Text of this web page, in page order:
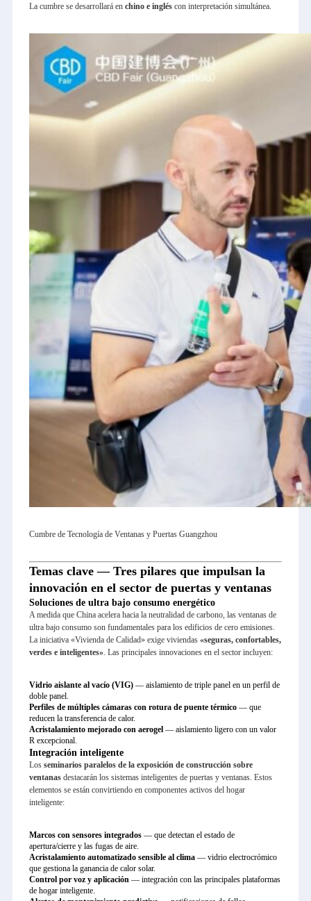
La cumbre se desarrollará en chino e ingléscon interpretación simultánea.
Cumbre de Tecnología de Ventanas y Puertas Guangzhou
Temas clave — Tres pilares que impulsan la
innovación en el sector de puertas y ventanas
Soluciones de ultra bajo consumo energético
A medida que China acelera hacia la neutralidad de carbono, las ventanas de
ultra bajo consumo son fundamentales para los edificios de cero emisiones.
La iniciativa «Vivienda de Calidad» exige viviendas «seguras, confortables,
verdes e inteligentes». Las principales innovaciones en el sector incluyen:
Vidrio aislante al vacío (VIG)— aislamiento de triple panel en un perfil de
doble panel.
Perfiles de múltiples cámaras con rotura de puente térmico— que
reducen la transferencia de calor.
Acristalamiento mejorado con aerogel— aislamiento ligero con un valor
R excepcional.
Integración inteligente
Los seminarios paralelos de la exposición de construcción sobre
ventanasdestacarán los sistemas inteligentes de puertas y ventanas. Estos
elementos se están convirtiendo en componentes activos del hogar
inteligente:
Marcos con sensores integrados— que detectan el estado de
apertura/cierre y las fugas de aire.
Acristalamiento automatizado sensible al clima— vidrio electrocrómico
que gestiona la ganancia de calor solar.
Control por voz y aplicación— integración con las principales plataformas
de hogar inteligente.